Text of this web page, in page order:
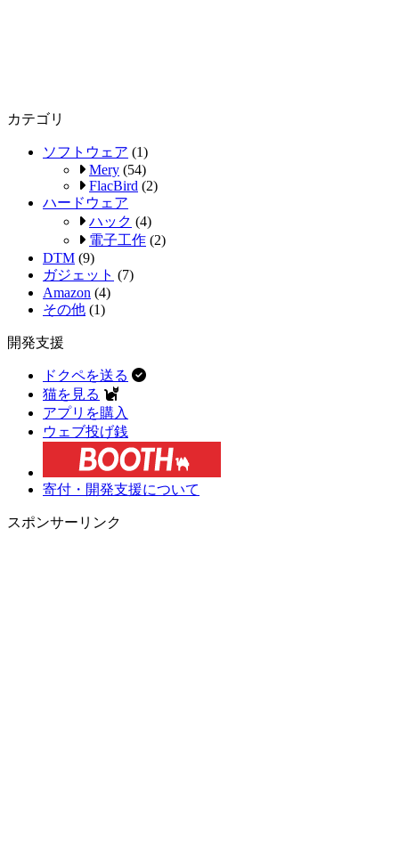
カテゴリ
ソフトウェア (1)
Mery (54)
FlacBird (2)
ハードウェア
ハック (4)
電子工作 (2)
DTM (9)
ガジェット (7)
Amazon (4)
その他 (1)
開発支援
ドクペを送る
猫を見る
アプリを購入
ウェブ投げ銭
寄付・開発支援について
スポンサーリンク